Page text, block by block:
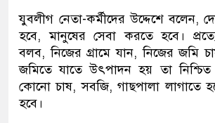
যুবলীগ নেতা-কর্মীদের উদ্দেশে বলেন,
হবে, মানুষের সেবা করতে হবে।
বলব, নিজের গ্রামে যান, নিজের জমি
জমিতে যাতে উৎপাদন হয় তা
কোনো চাষ, সবজি, গাছপালা লাগাতে
হবে।